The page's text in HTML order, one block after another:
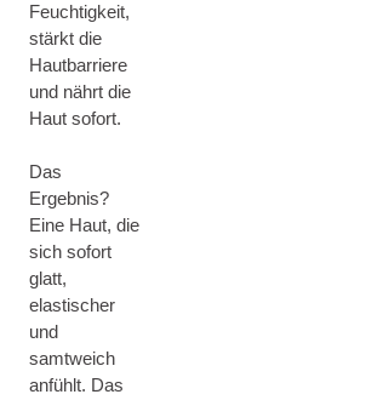
Feuchtigkeit,
stärkt die
Hautbarriere
und nährt die
Haut sofort.
Das
Ergebnis?
Eine Haut, die
sich sofort
glatt,
elastischer
und
samtweich
anfühlt. Das